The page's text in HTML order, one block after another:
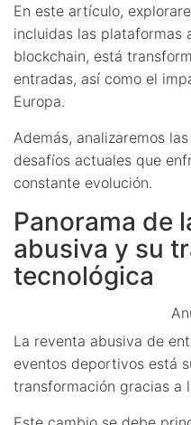
En este artículo,
incluidas las plataformas
blockchain, está
entradas, así como el
Europa.
Además, analizaremos
desafíos actuales que
constante evolución.
Panorama de
abusiva y su
tecnológica
La reventa abusiva de
eventos deportivos está
transformación gracias a